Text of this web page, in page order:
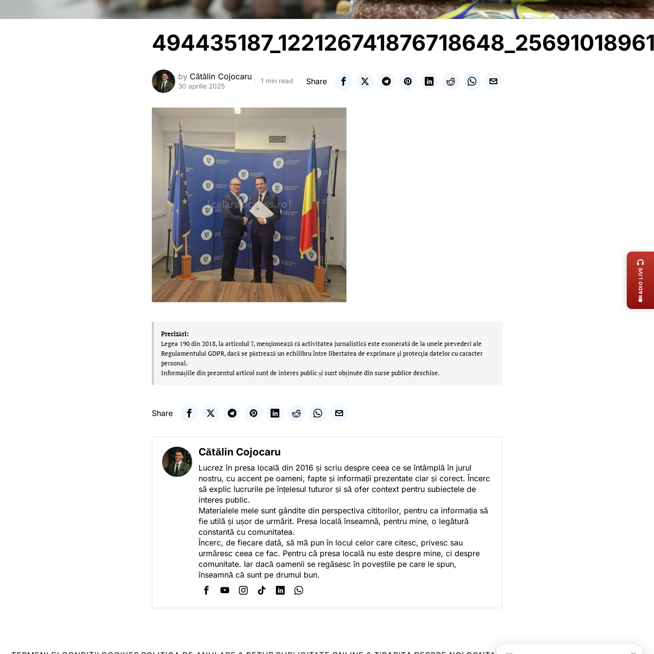
by Cătălin Cojocaru
30 aprilie 2025
1 min read Share
Precizări:
Legea 190 din 2018, la articolul 7, menţionează că activitatea jurnalistică este exonerată de la unele prevederi ale
Regulamentului GDPR, dacă se păstrează un echilibru între libertatea de exprimare şi protecţia datelor cu caracter
personal.
Informațiile din prezentul articol sunt de interes public și sunt obținute din surse publice deschise.
Share
Cătălin Cojocaru
Lucrez în presa locală din 2016 și scriu despre ceea ce se întâmplă în jurul
nostru, cu accent pe oameni, fapte și informații prezentate clar și corect. Încerc
să explic lucrurile pe înțelesul tuturor și să ofer context pentru subiectele de
interes public.
Materialele mele sunt gândite din perspectiva cititorilor, pentru ca informația să
fie utilă și ușor de urmărit. Presa locală înseamnă, pentru mine, o legătură
constantă cu comunitatea.
Încerc, de fiecare dată, să mă pun în locul celor care citesc, privesc sau
urmăresc ceea ce fac. Pentru că presa locală nu este despre mine, ci despre
comunitate. Iar dacă oamenii se regăsesc în poveștile pe care le spun,
înseamnă că sunt pe drumul bun.
RADIO LIVE